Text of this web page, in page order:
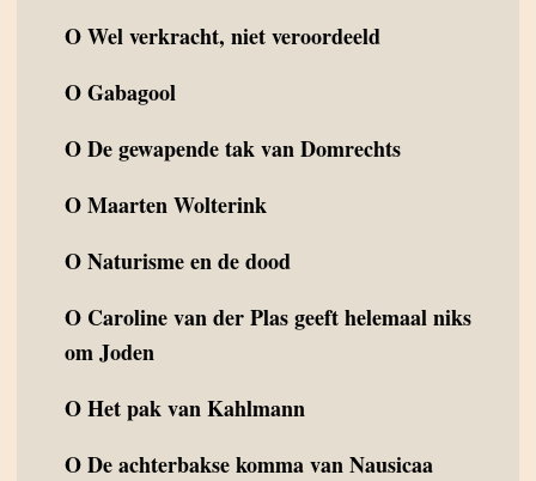
OWel verkracht, niet veroordeeld
OGabagool
ODe gewapende tak van Domrechts
OMaarten Wolterink
ONaturisme en de dood
O Caroline van der Plas geeft helemaal niks
om Joden
OHet pak van Kahlmann
ODe achterbakse komma van Nausicaa